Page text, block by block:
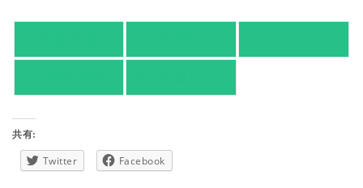
共有:
Twitter Facebook